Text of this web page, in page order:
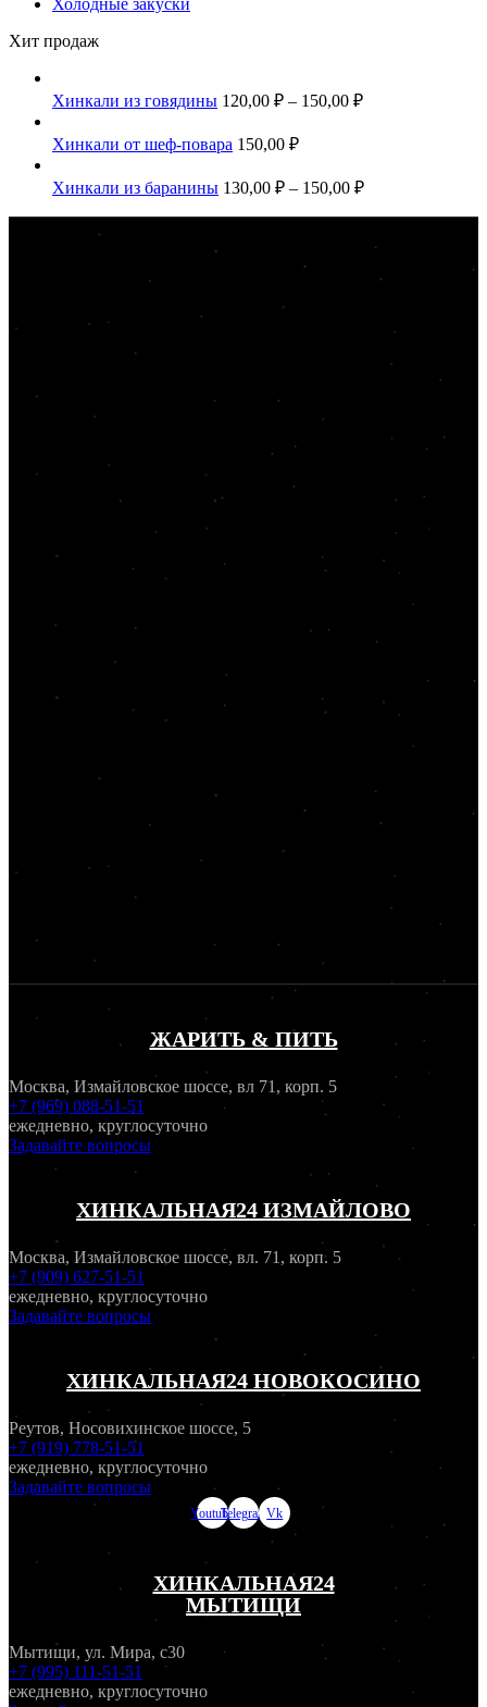
Холодные закуски
Хит продаж
Хинкали из говядины 120,00 ₽ – 150,00 ₽
Хинкали от шеф-повара 150,00 ₽
Хинкали из баранины 130,00 ₽ – 150,00 ₽
ЖАРИТЬ & ПИТЬ
Москва, Измайловское шоссе, вл 71, корп. 5
+7 (969) 088-51-51
ежедневно, круглосуточно
Задавайте вопросы
ХИНКАЛЬНАЯ24 ИЗМАЙЛОВО
Москва, Измайловское шоссе, вл. 71, корп. 5
+7 (909) 627-51-51
ежедневно, круглосуточно
Задавайте вопросы
ХИНКАЛЬНАЯ24 НОВОКОСИНО
Реутов, Носовихинское шоссе, 5
+7 (919) 778-51-51
ежедневно, круглосуточно
Задавайте вопросы
YoutubeTelegramVk
ХИНКАЛЬНАЯ24
МЫТИЩИ
Мытищи, ул. Мира, с30
+7 (995) 111-51-51
ежедневно, круглосуточно